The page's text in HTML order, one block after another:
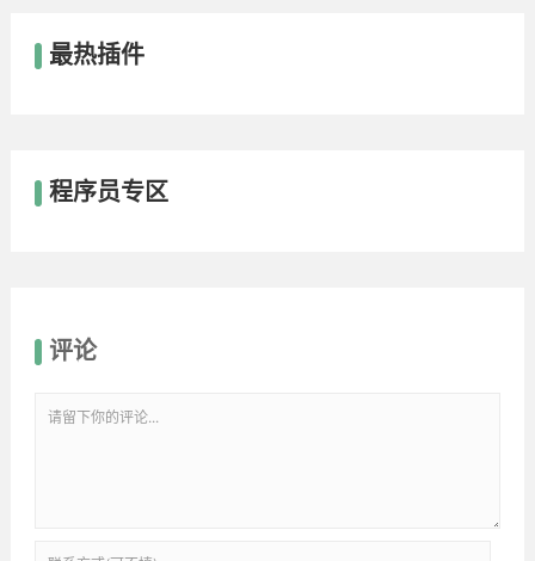
最热插件
程序员专区
评论